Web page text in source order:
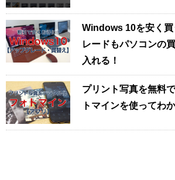
Windows 10を安く
レードもパソコンの
入れる！
プリント写真を無料
トマインを使ってわ